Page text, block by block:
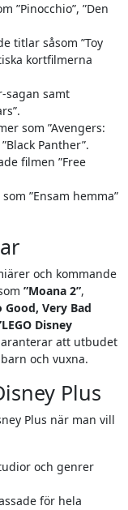
”Pinocchio”, ”Den
titlar såsom ”Toy
kortfilmerna
sagan samt
som ”Avengers:
Panther”.
filmen ”Free
”Ensam hemma”
och kommande
”Moana 2”,
Very Bad
Disney
att utbudet
och vuxna.
Plus
Plus när man vill
och genrer
för hela